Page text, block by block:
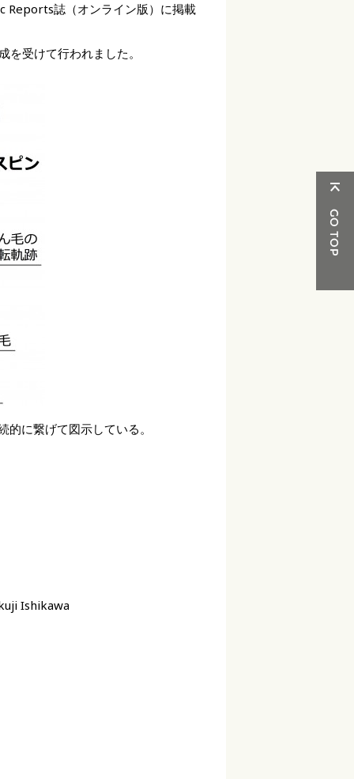
誌（オンライン版）に掲載
受けて行われました。
に繋げて図示している。
Ishikawa